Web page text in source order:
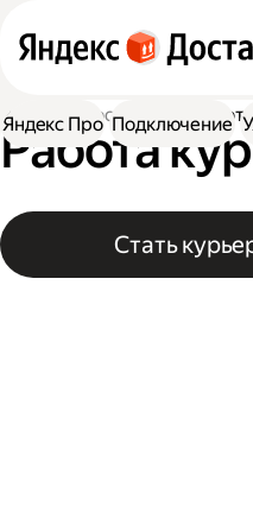
Работа в Доставке
Работа
Стать
Яндекс Про Подключение